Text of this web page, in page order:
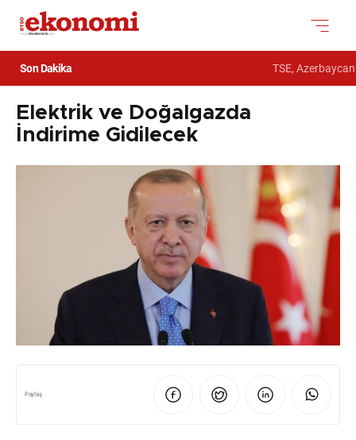
Son Dakika TSE,
Elektrik ve Doğalgazda
İndirime Gidilecek
Paylaş